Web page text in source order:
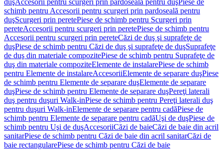
duşAccesorii pentru scurgeri prin pardoseală pentru duşPiese de
schimb pentru Accesorii pentru scurgeri prin pardoseală pentru
duşScurgeri prin peretePiese de schimb pentru Scurgeri prin
pereteAccesorii pentru scurgeri prin peretePiese de schimb pentru
Accesorii pentru scurgeri prin pereteCăzi de duş şi suprafeţe de
duşPiese de schimb pentru Căzi de duş şi suprafeţe de duşSuprafeţe
de duş din materiale compozitePiese de schimb pentru Suprafeţe de
duş din materiale compoziteElemente de instalarePiese de schimb
pentru Elemente de instalareAccesoriiElemente de separare duşPiese
de schimb pentru Elemente de separare duşElemente de separare
duşPiese de schimb pentru Elemente de separare duşPereţi laterali
duş pentru duşuri Walk-inPiese de schimb pentru Pereţi laterali duş
pentru duşuri Walk-inElemente de separare pentru cadăPiese de
schimb pentru Elemente de separare pentru cadăUşi de duşPiese de
schimb pentru Uşi de duşAccesoriiCăzi de baieCăzi de baie din acril
sanitarPiese de schimb pentru Căzi de baie din acril sanitarCăzi de
baie rectangularePiese de schimb pentru Căzi de baie